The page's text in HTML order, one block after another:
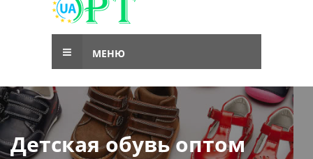
МЕНЮ
Детская обувь оптом